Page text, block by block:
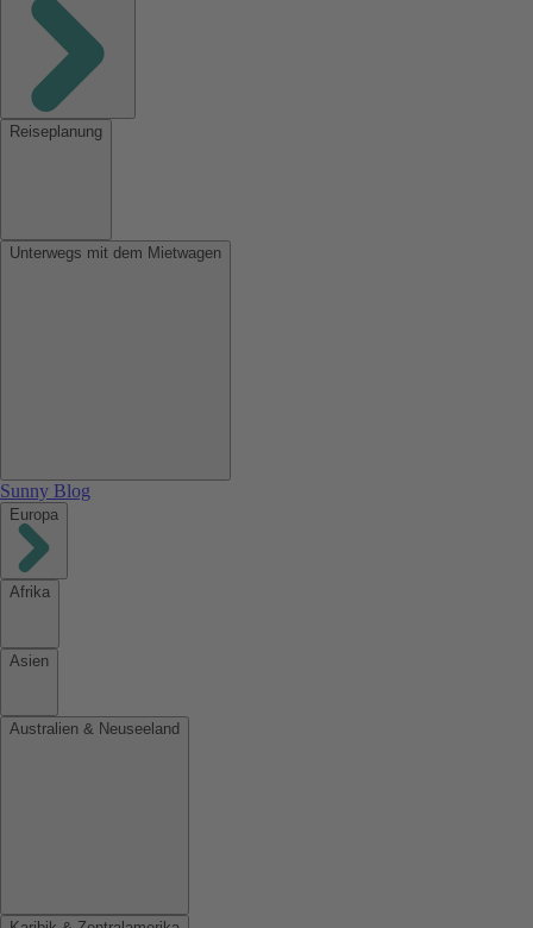
Reiseplanung
Unterwegs mit dem Mietwagen
Sunny Blog
Europa
Afrika
Asien
Australien & Neuseeland